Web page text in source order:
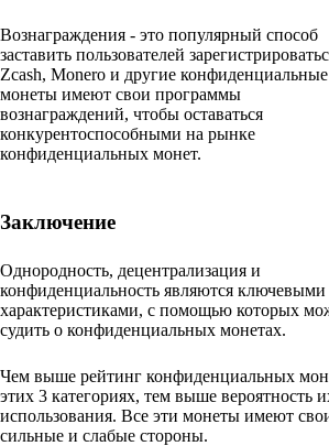
Вознаграждения - это популярный способ
заставить пользователей
Zcash, Monero и другие конфиденциальные
монеты имеют свои программы
вознаграждений, чтобы оставаться
конкурентоспособными на рынке
конфиденциальных монет.
Заключение
Однородность, децентрализация и
конфиденциальность являются ключевыми
характеристиками, с помощью которых
судить о конфиденциальных монетах.
Чем выше рейтинг конфиденциальных
этих 3 категориях, тем выше вероятность
использования. Все эти монеты имеют
сильные и слабые стороны.